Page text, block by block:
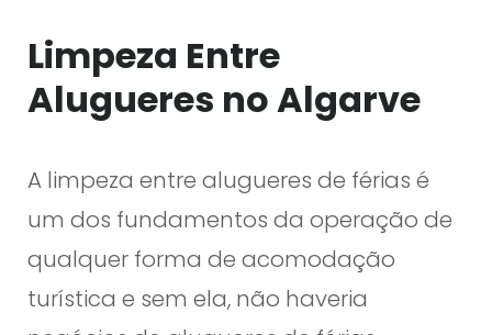
Limpeza Entre
Alugueres no Algarve
A limpeza entre alugueres de férias é
um dos fundamentos da operação de
qualquer forma de acomodação
turística e sem ela, não haveria